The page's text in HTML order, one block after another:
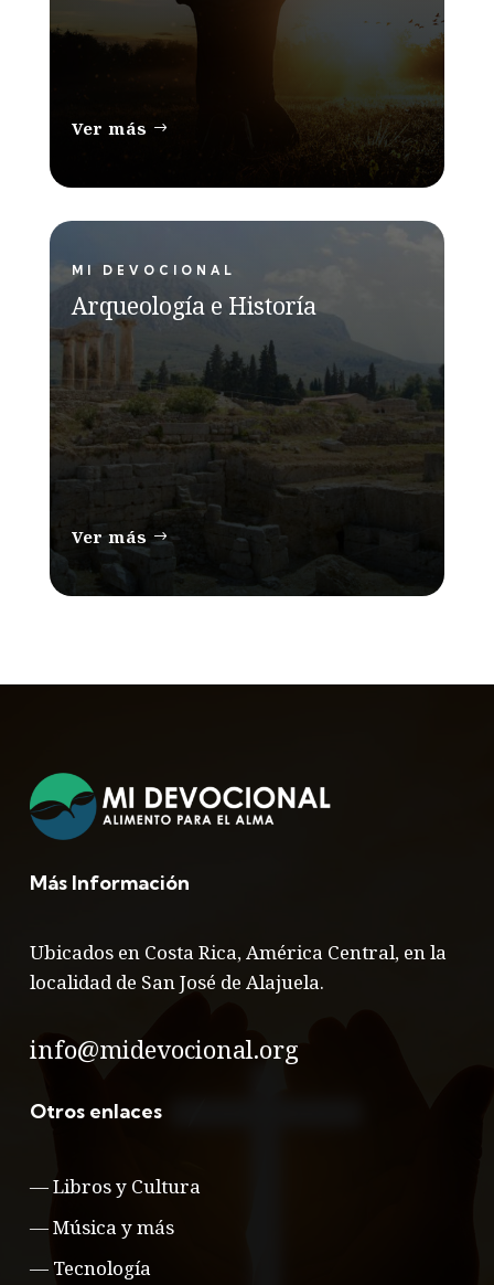
Ver más
MI DEVOCIONAL
Arqueología e Historía
Ver más
Más Información
Ubicados en Costa Rica, América Central, en la
localidad de San José de Alajuela.
info@midevocional.org
Otros enlaces
—Libros y Cultura
—Música y más
— Tecnología